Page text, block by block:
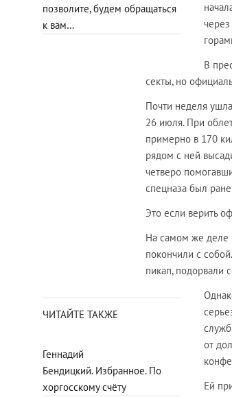
позволите, будем обращаться
к вам…
В
секты, но
Почти неделя
26 июля. При
примерно в 170
рядом с ней
четверо
спецназа был
Это если верить
На самом же деле
покончили с
пикап, подорвали
ЧИТАЙТЕ ТАКЖЕ
Геннадий
Бендицкий. Избранное. По
хоргосскому счёту
от
Ей